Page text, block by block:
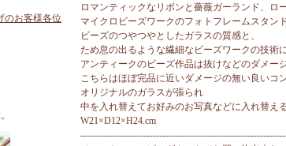
のお客様各位
ロマンティックなリボンと薔薇ガーランド、ロ
マイクロビーズワークのフォトフレームスタンド
ビーズのつやつやとしたガラスの質感と、
ため息の出るような繊細なビーズワークの技術
アンティークのビーズ作品は抜けなどのダメー
こちらはほぼ完品に近いダメージの無い良いコ
オリジナルのガラスが張られ
中を入れ替えてお好みのお写真などに入れ替え
W21×D12×H24.cm